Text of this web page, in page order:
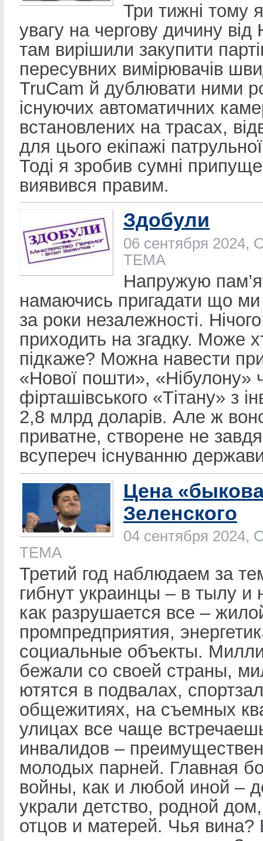
Три тижні тому
увагу на чергову дичину
там вирішили закупити
пересувних вимірювачів
TruCam й дублювати ними
існуючих автоматичних
встановлених на трасах,
для цього екіпажі патрульної
Тоді я зробив сумні
виявився правим.
Здобули
06 сентября 2024,
ТЕМА
Напружую
намаючись пригадати що ми
за роки незалежності.
приходить на згадку. Може
підкаже? Можна навести
«Нової пошти», «Нібулону»
фірташівського «Тітану» з
2,8 млрд доларів. Але ж
приватне, створене не
всупереч існуванню
Цена
Зеленского
04 сентября 2024,
ТЕМА
Третий год наблюдаем за
гибнут украинцы – в тылу и
как разрушается все –
промпредприятия,
социальные объекты.
бежали со своей страны,
ютятся в подвалах,
общежитиях, на съемных
улицах все чаще
инвалидов –
молодых парней. Главная
войны, как и любой иной –
украли детство, родной
отцов и матерей. Чья